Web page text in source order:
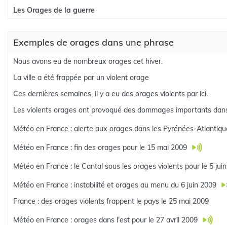
Les Orages de la guerre
Exemples de orages dans une phrase
Nous avons eu de nombreux orages cet hiver.
La ville a été frappée par un violent orage
Ces dernières semaines, il y a eu des orages violents par ici.
Les violents orages ont provoqué des dommages importants
Météo en France : alerte aux orages dans les Pyrénées-
Météo en France : fin des orages pour le 15 mai 2009
Météo en France : le Cantal sous les orages violents pour le 5
Météo en France : instabilité et orages au menu du 6 juin 2009
France : des orages violents frappent le pays le 25 mai 2009
Météo en France : orages dans l'est pour le 27 avril 2009